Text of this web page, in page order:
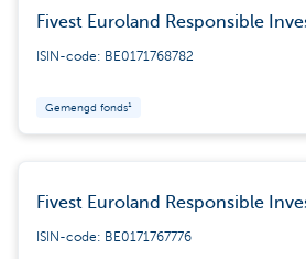
Fivest Euroland Responsible
ISIN-code: BE0171768782
Gemengd fonds¹
Fivest Euroland Responsible
ISIN-code: BE0171767776